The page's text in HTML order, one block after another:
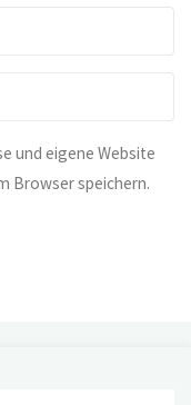
und eigene Website
Browser speichern.